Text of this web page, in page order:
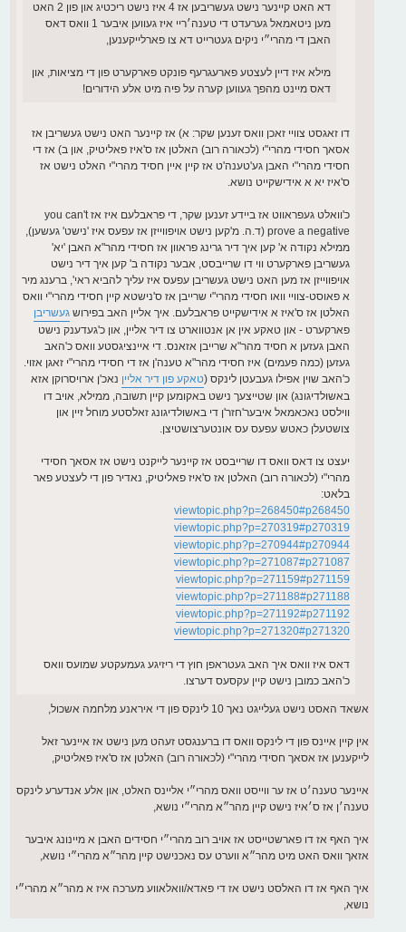
דא האט קיינער נישט געשריבען אז 4 איז נישט ריכטיג און פון 2 האט
מען ניטאמאל גערעדט די טענה׳ריי איז געווען איבער 1 וואס דאס
האבן די מהרי״י ניקים געטרייט דא צו פארלייקענען,
מילא איז דיין לעצטע פארעגרעף פונקט פארקערט פון די מציאות, און
דאס מיינט מהפך געווען קערה על פיה מיט אלע הידורים!
דו זאגסט צוויי זאכן וואס זענען שקר: א) אז קיינער האט נישט געשריבן אז
אסאך חסידי מהרי"י (לכאורה רוב) האלטן אז ס'איז פאליטיק, און ב) אז די
חסידי מהרי"י האבן גע'טענה'ט אז קיין איין חסיד מהרי"י האלט נישט אז
ס'איז יא א אידישקייט נושא.
כ'וואלט געפראווט אז ביידע זענען שקר, די פראבלעם איז אז you can't
prove a negative (ד.ה. מ'קען נישט אויפווייזן אז עפעס איז 'נישט' געשען),
ממילא נקודה א' קען איך דיר גרינג פראוון אז חסידי מהר"א האבן 'יא'
געשריבן פארקערט ווי דו שרייבסט, אבער נקודה ב' קען איך דיר נישט
אויפווייזן אז מען האט נישט געשריבן עפעס איז עליך להביא ראי', ברענג מיר
א פאוסט-צוויי וואו חסידי מהרי"י שרייבן אז ס'נישטא קיין חסידי מהרי"י וואס
האלטן אז ס'איז א אידישקייט פראבלעם. איך אליין האב בפירוש געשריבן
פארקערט - און טאקע אין אן אנטווארט צו דיר אליין, און כ'געדענק נישט
האבן געזען א חסיד מהר"א שרייבן אזאנס. די איינציגסטע וואס כ'האב
געזען (כמה פעמים) איז חסידי מהר"א טענה'ן אז די חסידי מהרי"י זאגן אזוי.
כ'האב שוין אפילו געבעטן לינקס (טאקע פון דיר אליין נאכ'ן ארויסרוקן אזא
באשולדיגונג) און שטייצעך נישט באקומען קיין תשובה, ממילא, אויב דו
ווילסט נאכאמאל איבער'חזר'ן די באשולדיגונג זאלסטע מוחל זיין און
צושטעלן כאטש עפעס עס אונטערצושטיצן.
יעצט צו דאס וואס דו שרייבסט אז קיינער לייקנט נישט אז אסאך חסידי
מהרי"י (לכאורה רוב) האלטן אז ס'איז פאליטיק, נאדיר פון די לעצטע פאר
בלאט:
viewtopic.php?p=268450#p268450
viewtopic.php?p=270319#p270319
viewtopic.php?p=270944#p270944
viewtopic.php?p=271087#p271087
viewtopic.php?p=271159#p271159
viewtopic.php?p=271188#p271188
viewtopic.php?p=271192#p271192
viewtopic.php?p=271320#p271320
דאס איז וואס איך האב געטראפן חוץ די ריזיגע געמעקטע שמועס וואס
כ'האב כמובן נישט קיין עקסעס דערצו.
אשאד האסט נישט געלייגט נאך 10 לינקס פון די איראנע מלחמה אשכול,
אין קיין איינס פון די לינקס וואס דו ברענגסט זעהט מען נישט אז איינער זאל
לייקענען אז אסאך חסידי מהרי"י (לכאורה רוב) האלטן אז ס'איז פאליטיק,
איינער טענה׳ט אז ער ווייסט וואס מהרי״י אליינס האלט, און אלע אנדערע לינקס
טענה׳ן אז ס׳איז נישט קיין מהר״א מהרי״י נושא,
איך האף אז דו פארשטייסט אז אויב רוב מהרי״י חסידים האבן א מיינונג איבער
אזאך וואס האט מיט מהר״א ווערט עס נאכנישט קיין מהר״א מהרי״י נושא,
איך האף אז דו האלסט נישט אז די פאדא/וואלאווע מערכה איז א מהר״א מהרי״י
נושא,